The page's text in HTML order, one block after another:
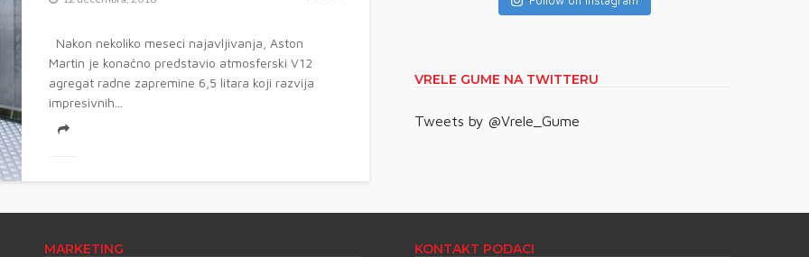
Nakon nekoliko meseci najavljivanja, Aston
Martin je konačno predstavio atmosferski V12
agregat radne zapremine 6,5 litara koji razvija
impresivnih...
VRELE GUME NA TWITTERU
Tweets by @Vrele_Gume
MARKETING KONTAKT PODACI